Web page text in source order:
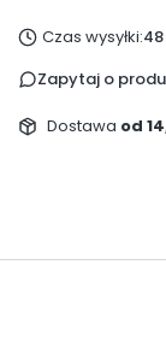
Czas wysyłki:
Zapytaj o
Dostawa od